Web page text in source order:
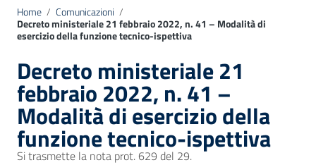
Home / Comunicazioni /
Decreto ministeriale 21 febbraio 2022, n. 41 – Modalità di
esercizio della funzione tecnico-ispettiva
Decreto ministeriale 21
febbraio 2022, n. 41 –
Modalità di esercizio della
funzione tecnico-ispettiva
Si trasmette la nota prot. 629 del 29.